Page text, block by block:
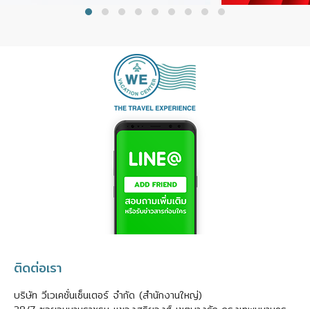
ติดต่อเรา
บริษัท วีเวเคชั่นเซ็นเตอร์ จำกัด (สำนักงานใหญ่)